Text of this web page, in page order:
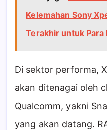
Kelemahan Sony
Terakhir untuk Para
Di sektor performa,
akan ditenagai oleh
Qualcomm, yakni
yang akan datang.